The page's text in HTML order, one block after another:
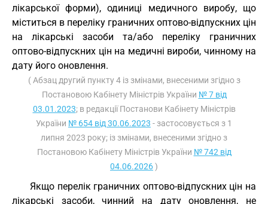
лікарської форми), одиниці медичного виробу, що
міститься в переліку граничних оптово-відпускних цін
на лікарські засоби та/або переліку граничних
оптово-відпускних цін на медичні вироби, чинному на
дату його оновлення.
( Абзац другий пункту 4 із змінами, внесеними згідно з
Постановою Кабінету Міністрів України № 7 від
03.01.2023; в редакції Постанови Кабінету Міністрів
України № 654 від 30.06.2023 - застосовується з 1
липня 2023 року; із змінами, внесеними згідно з
Постановою Кабінету Міністрів України № 742 від
04.06.2026)
Якщо перелік граничних оптово-відпускних цін на
лікарські засоби, чинний на дату оновлення, не